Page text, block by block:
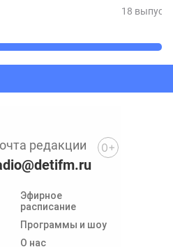
18
Эфирное
расписание
Программы и шоу
О нас
редакции 0+